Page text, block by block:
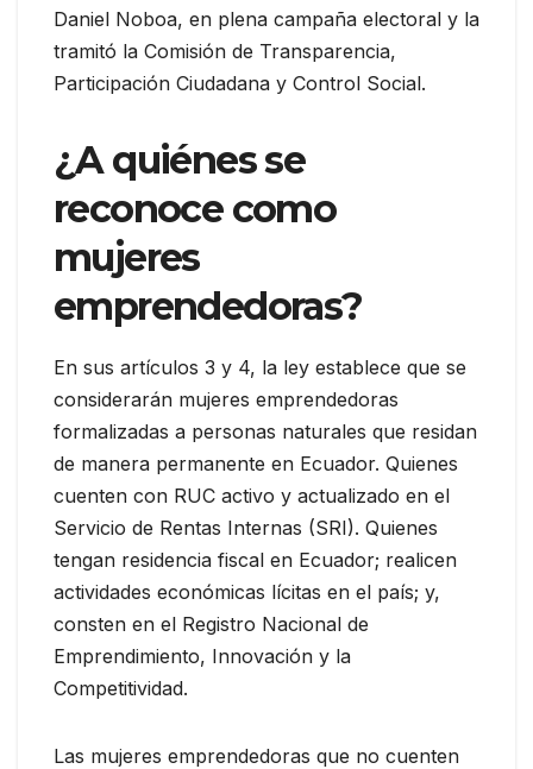
Daniel Noboa, en plena campaña electoral y la
tramitó la Comisión de Transparencia,
Participación Ciudadana y Control Social.
¿A quiénes se
reconoce como
mujeres
emprendedoras?
En sus artículos 3 y 4, la ley establece que se
considerarán mujeres emprendedoras
formalizadas a personas naturales que residan
de manera permanente en Ecuador. Quienes
cuenten con RUC activo y actualizado en el
Servicio de Rentas Internas (SRI). Quienes
tengan residencia fiscal en Ecuador; realicen
actividades económicas lícitas en el país; y,
consten en el Registro Nacional de
Emprendimiento, Innovación y la
Competitividad.
Las mujeres emprendedoras que no cuenten